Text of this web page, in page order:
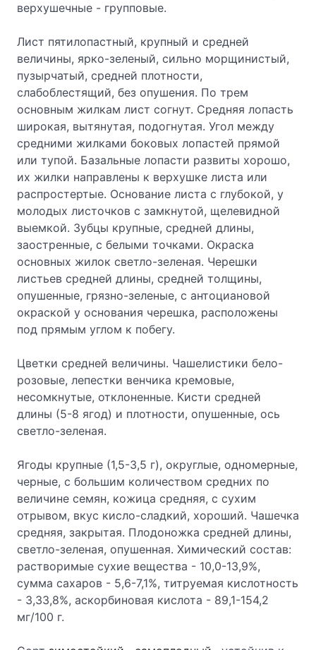
верхушечные - групповые.
Лист пятилопастный, крупный и средней
величины, ярко-зеленый, сильно морщинистый,
пузырчатый, средней плотности,
слабоблестящий, без опушения. По трем
основным жилкам лист согнут. Средняя лопасть
широкая, вытянутая, подогнутая. Угол между
средними жилками боковых лопастей прямой
или тупой. Базальные лопасти развиты хорошо,
их жилки направлены к верхушке листа или
распростертые. Основание листа с глубокой, у
молодых листочков с замкнутой, щелевидной
выемкой. Зубцы крупные, средней длины,
заостренные, с белыми точками. Окраска
основных жилок светло-зеленая. Черешки
листьев средней длины, средней толщины,
опушенные, грязно-зеленые, с антоциановой
окраской у основания черешка, расположены
под прямым углом к побегу.
Цветки средней величины. Чашелистики бело-
розовые, лепестки венчика кремовые,
несомкнутые, отклоненные. Кисти средней
длины (5-8 ягод) и плотности, опушенные, ось
светло-зеленая.
Ягоды крупные (1,5-3,5 г), округлые, одномерные,
черные, с большим количеством средних по
величине семян, кожица средняя, с сухим
отрывом, вкус кисло-сладкий, хороший. Чашечка
средняя, закрытая. Плодоножка средней длины,
светло-зеленая, опушенная. Химический состав:
растворимые сухие вещества - 10,0-13,9%,
сумма сахаров - 5,6-7,1%, титруемая кислотность
- 3,33,8%, аскорбиновая кислота - 89,1-154,2
мг/100 г.